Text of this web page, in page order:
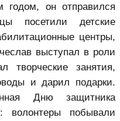
он отправился
посетили детские
центры,
выступал в роли
творческие занятия,
и дарил подарки.
Дню защитника
побывали